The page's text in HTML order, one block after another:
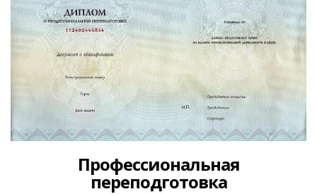
Профессиональная
переподготовка